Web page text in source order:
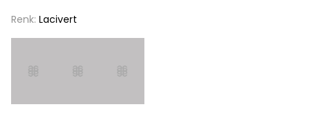
Renk: Lacivert